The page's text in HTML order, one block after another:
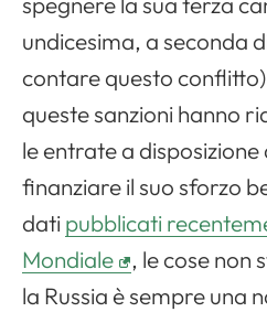
undicesima, a seconda
contare questo
queste sanzioni hanno
le entrate a
finanziare il suo sforzo
dati pubblicati
Mondiale
, le cose non
la Russia è sempre una